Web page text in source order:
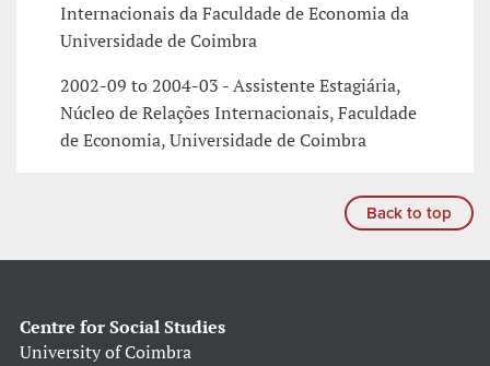
Internacionais da Faculdade de Economia da
Universidade de Coimbra
2002-09 to 2004-03 - Assistente Estagiária,
Núcleo de Relações Internacionais, Faculdade
de Economia, Universidade de Coimbra
Back to top
Centre for Social Studies
University of Coimbra